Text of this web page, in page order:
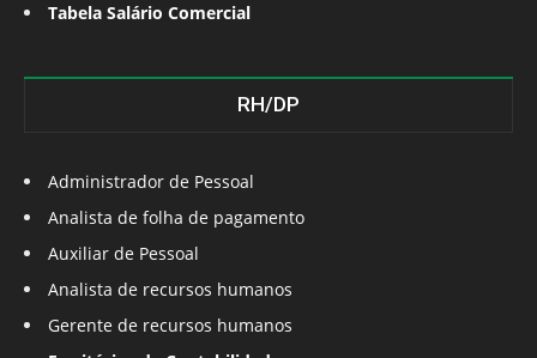
Tabela Salário Comercial
RH/DP
Administrador de Pessoal
Analista de folha de pagamento
Auxiliar de Pessoal
Analista de recursos humanos
Gerente de recursos humanos